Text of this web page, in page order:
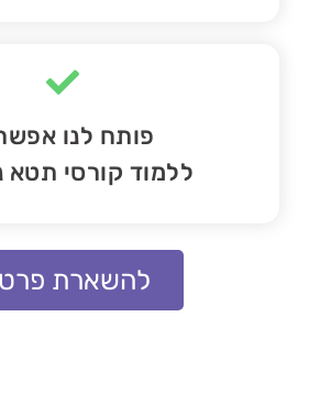
פותח לנו
ללמוד קורסי תטא
להשארת